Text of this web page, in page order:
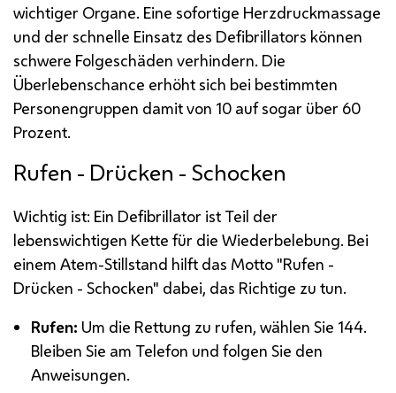
wichtiger Organe. Eine sofortige Herzdruckmassage
und der schnelle Einsatz des Defibrillators können
schwere Folgeschäden verhindern. Die
Überlebenschance erhöht sich bei bestimmten
Personengruppen damit von 10 auf sogar über 60
Prozent.
Rufen - Drücken - Schocken
Wichtig ist: Ein Defibrillator ist Teil der
lebenswichtigen Kette für die Wiederbelebung. Bei
einem Atem-Stillstand hilft das Motto "Rufen -
Drücken - Schocken" dabei, das Richtige zu tun.
Rufen: Um die Rettung zu rufen, wählen Sie 144.
Bleiben Sie am Telefon und folgen Sie den
Anweisungen.